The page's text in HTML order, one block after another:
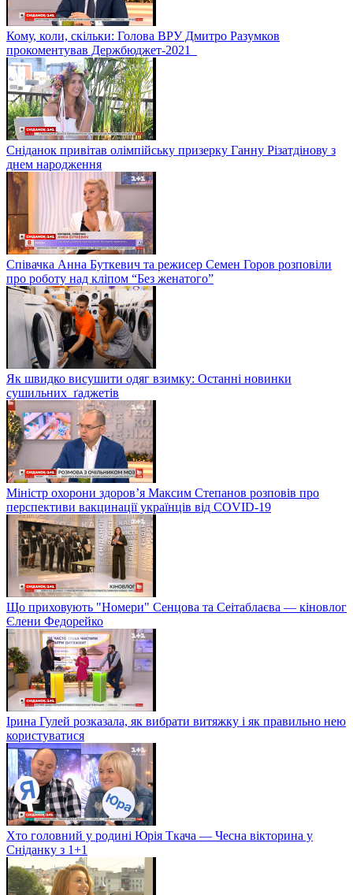
Кому, коли, скільки: Голова ВРУ Дмитро Разумков
прокоментував Держбюджет-2021
Сніданок привітав олімпійську призерку Ганну Різатдінову з
днем народження
Співачка Анна Буткевич та режисер Семен Горов розповіли
про роботу над кліпом “Без женатого”
Як швидко висушити одяг взимку: Останні новинки
сушильних ґаджетів
Міністр охорони здоров’я Максим Степанов розповів про
перспективи вакцинації українців від COVID-19
Що приховують "Номери" Сенцова та Сеітаблаєва — кіновлог
Єлени Федорейко
Ірина Гулей розказала, як вибрати витяжку і як правильно нею
користуватися
Хто головний у родині Юрія Ткача — Чесна вікторина у
Сніданку з 1+1